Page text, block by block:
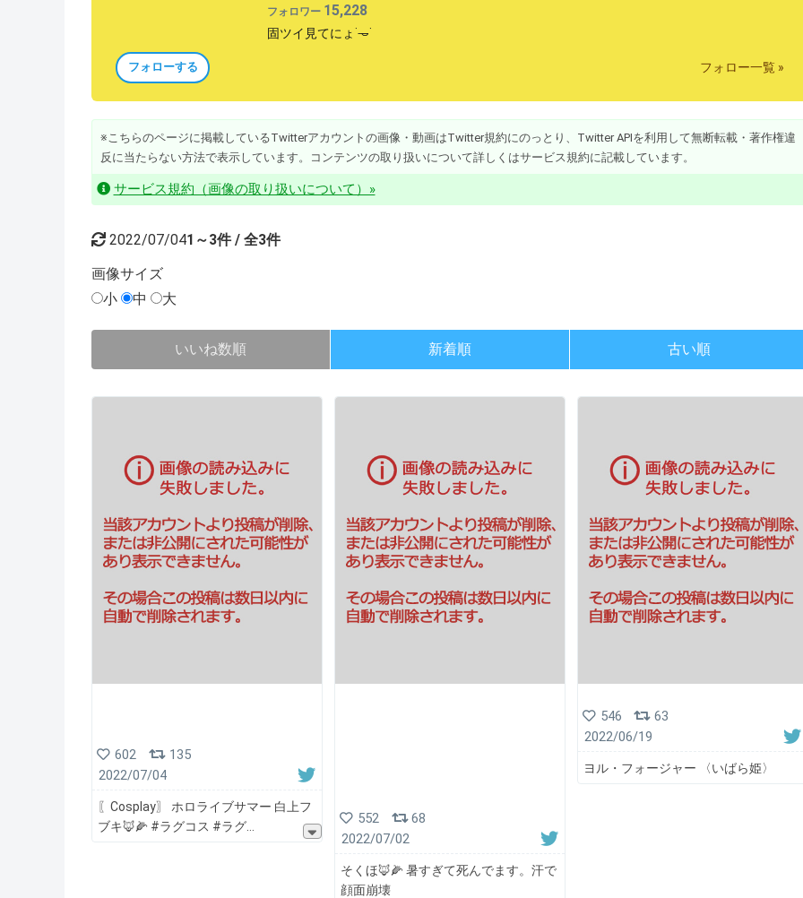
フォロワー 15,228
固ツイ見てにょ˙𐃷˙
フォローする フォロー一覧 »
※こちらのページに掲載しているTwitterアカウントの画像・動画はTwitter規約にのっとり、Twitter APIを利用して無断転載・著作権違
反に当たらない方法で表示しています。コンテンツの取り扱いについて詳しくはサービス規約に記載しています。
サービス規約（画像の取り扱いについて）»
2022/07/041～3件 / 全3件
画像サイズ
小
中 大
いいね数順 新着順 古い順
602
135
2022/07/04
〖Cosplay〗 ホロライブサマー 白上フ
ブキ🦊🌽 #ラグコス #ラグ
552
68
2022/07/02
そくほ🦊🌽 暑すぎて死んでます。汗で
顔面崩壊
546
63
2022/06/19
ヨル・フォージャー 〈いばら姫〉